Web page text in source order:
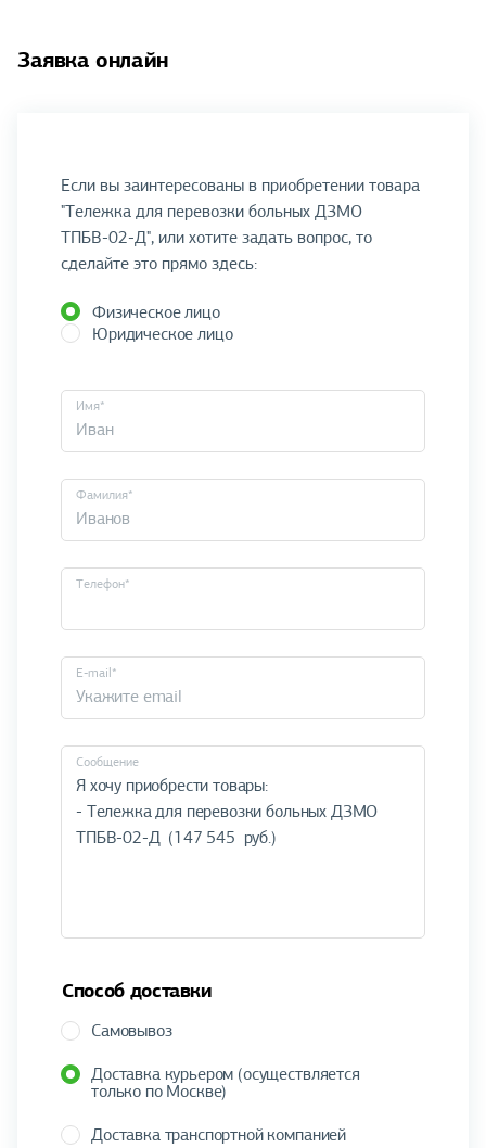
Заявка онлайн
Если вы заинтересованы в приобретении товара
"Тележка для перевозки больных ДЗМО
ТПБВ-02-Д", или хотите задать вопрос, то
сделайте это прямо здесь:
Физическое лицо
Юридическое лицо
Имя*
Фамилия*
Телефон*
E-mail*
Cообщение
Способ доставки
Самовывоз
Доставка курьером (осуществляется
только по Москве)
Доставка транспортной компанией